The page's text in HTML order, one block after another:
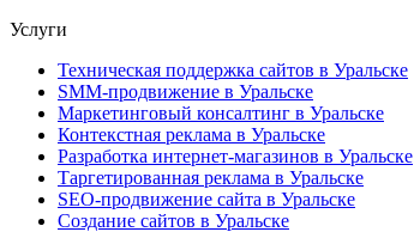
Услуги
Техническая поддержка сайтов в Уральске
SMM-продвижение в Уральске
Маркетинговый консалтинг в Уральске
Контекстная реклама в Уральске
Разработка интернет-магазинов в Уральске
Таргетированная реклама в Уральске
SEO-продвижение сайта в Уральске
Создание сайтов в Уральске